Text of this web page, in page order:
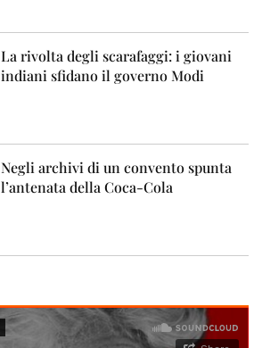
La rivolta degli scarafaggi: i giovani
indiani sfidano il governo Modi
Negli archivi di un convento spunta
l’antenata della Coca-Cola